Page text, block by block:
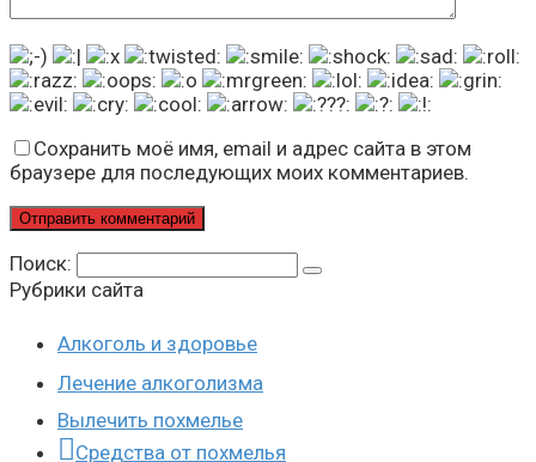
Сохранить моё имя, email и адрес сайта в этом
браузере для последующих моих комментариев.
Поиск:
Рубрики сайта
Алкоголь и здоровье
Лечение алкоголизма
Вылечить похмелье
Средства от похмелья